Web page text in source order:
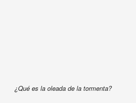
¿Qué es la oleada de la tormenta?